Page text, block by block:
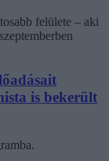
felülete – aki
is bekerült